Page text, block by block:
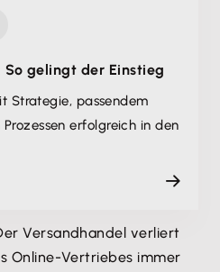
gelingt der Einstieg
Strategie, passendem
erfolgreich in den
Versandhandel verliert
Online-Vertriebes immer